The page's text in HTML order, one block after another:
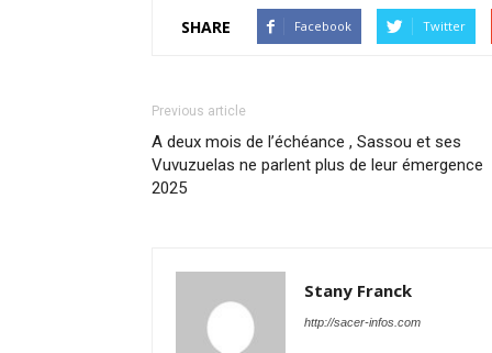
SHARE Facebook Twitter
Previous article
A deux mois de l’échéance , Sassou et ses
Vuvuzuelas ne parlent plus de leur émergence
2025
Stany Franck
http://sacer-infos.com